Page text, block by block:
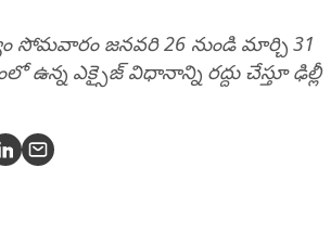
సోమవారం జనవరి 26 నుండి మార్చి 31
ఉన్న ఎక్సైజ్ విధానాన్ని రద్దు చేస్తూ ఢిల్లీ